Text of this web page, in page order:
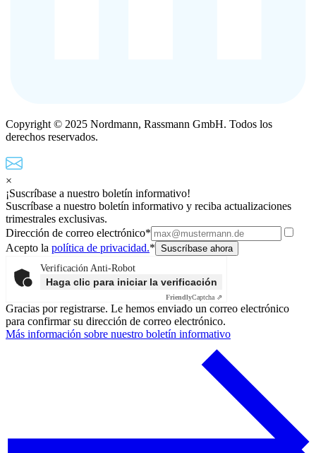
Copyright © 2025 Nordmann, Rassmann GmbH. Todos los
derechos reservados.
×
¡Suscríbase a nuestro boletín informativo!
Suscríbase a nuestro boletín informativo y reciba actualizaciones
trimestrales exclusivas.
Dirección de correo electrónico*
Acepto la política de privacidad.*
Verificación Anti-Robot
Haga clic para iniciar la verificación
FriendlyCaptcha ⇗
Gracias por registrarse. Le hemos enviado un correo electrónico
para confirmar su dirección de correo electrónico.
Más información sobre nuestro boletín informativo